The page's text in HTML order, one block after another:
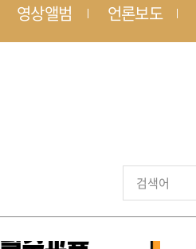
영상앨범 언론보도